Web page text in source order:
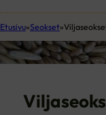
Etusivu Seokset